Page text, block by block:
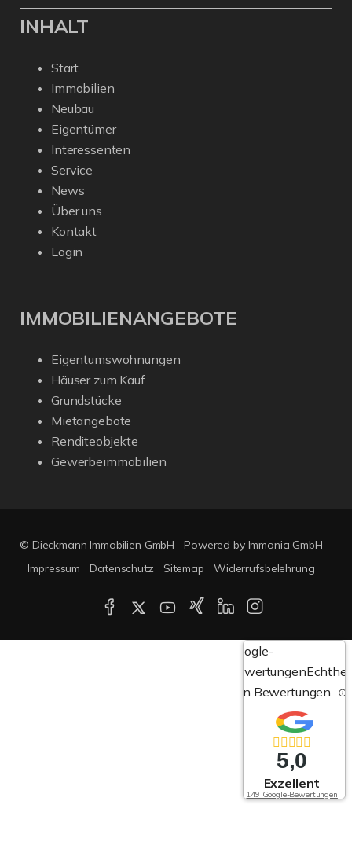
INHALT
Start
Immobilien
Neubau
Eigentümer
Interessenten
Service
News
Über uns
Kontakt
Login
IMMOBILIENANGEBOTE
Eigentumswohnungen
Häuser zum Kauf
Grundstücke
Mietangebote
Renditeobjekte
Gewerbeimmobilien
© Dieckmann Immobilien GmbH
Powered by Immonia GmbH
Impressum
Datenschutz Sitemap Widerrufsbelehrung
Google-
Bewertungen
von Bewertungen
5,0
Exzellent
149 Google-Bewertungen